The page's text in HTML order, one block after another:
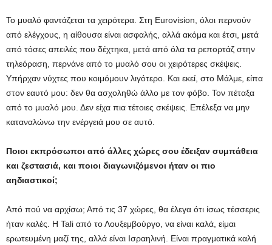
Το μυαλό φαντάζεται τα χειρότερα. Στη Eurovision, όλοι περνούν
από ελέγχους, η αίθουσα είναι ασφαλής, αλλά ακόμα και έτσι, μετά
από τόσες απειλές που δέχτηκα, μετά από όλα τα ρεπορτάζ στην
τηλεόραση, περνάνε από το μυαλό σου οι χειρότερες σκέψεις.
Υπήρχαν νύχτες που κοιμόμουν λιγότερο. Και εκεί, στο Μάλμε, είπα
στον εαυτό μου: δεν θα ασχοληθώ άλλο με τον φόβο. Τον πέταξα
από το μυαλό μου. Δεν είχα πια τέτοιες σκέψεις. Επέλεξα να μην
καταναλώνω την ενέργειά μου σε αυτό.
Ποιοι εκπρόσωποι από άλλες χώρες σου έδειξαν συμπάθεια
και ζεστασιά, και ποιοι διαγωνιζόμενοι ήταν οι πιο
αηδιαστικοί;
Από πού να αρχίσω; Από τις 37 χώρες, θα έλεγα ότι ίσως τέσσερις
ήταν καλές. Η Tali από το Λουξεμβούργο, να είναι καλά, είμαι
ερωτευμένη μαζί της, αλλά είναι Ισραηλινή. Είναι πραγματικά καλή